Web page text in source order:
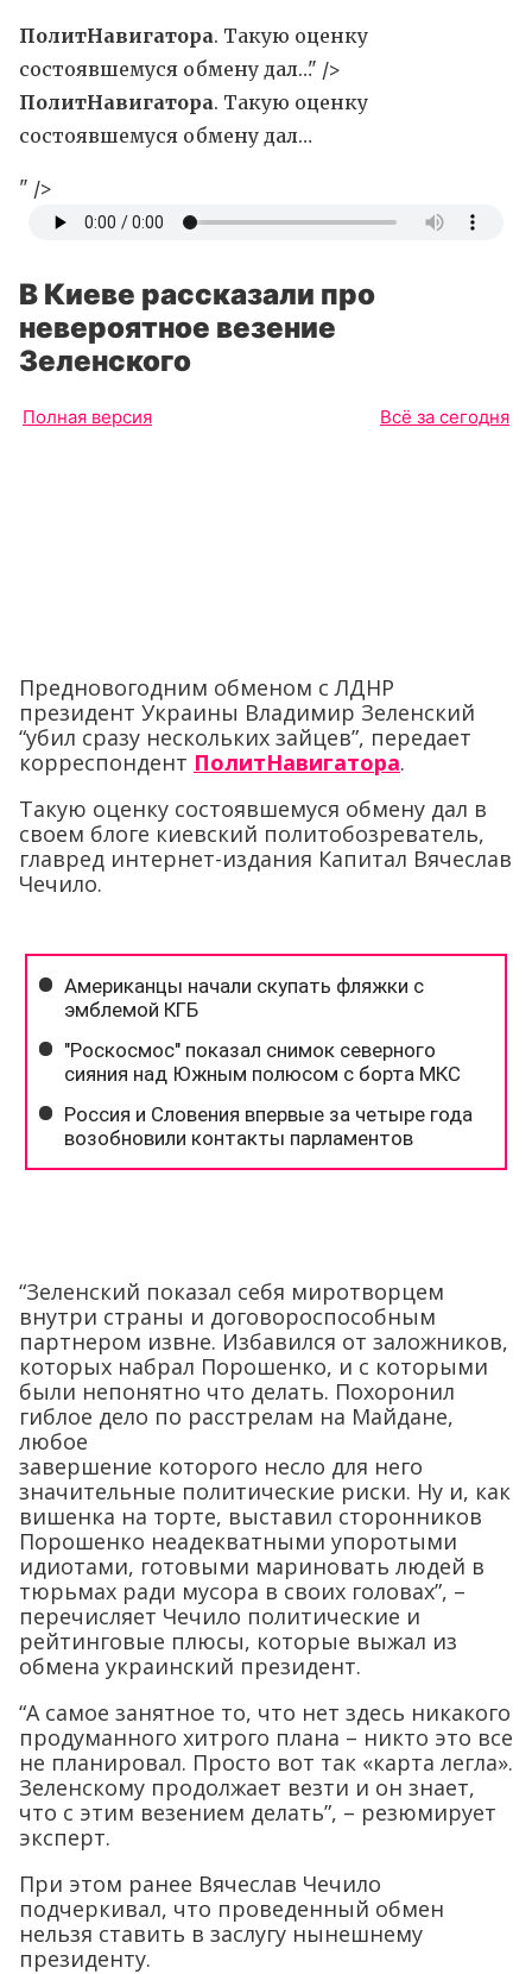
ПолитНавигатора. Такую оценку
состоявшемуся обмену дал…" />
ПолитНавигатора. Такую оценку
состоявшемуся обмену дал…
" />
В Киеве рассказали про
невероятное везение
Зеленского
Полная версия Всё за сегодня
Предновогодним обменом с ЛДНР
президент Украины Владимир Зеленский
“убил сразу нескольких зайцев”, передает
корреспондент ПолитНавигатора.
Такую оценку состоявшемуся обмену дал в
своем блоге киевский политобозреватель,
главред интернет-издания Капитал Вячеслав
Чечило.
“Зеленский показал себя миротворцем
внутри страны и договороспособным
партнером извне. Избавился от заложников,
которых набрал Порошенко, и с которыми
были непонятно что делать. Похоронил
гиблое дело по расстрелам на Майдане,
любое
завершение которого несло для него
значительные политические риски. Ну и, как
вишенка на торте, выставил сторонников
Порошенко неадекватными упоротыми
идиотами, готовыми мариновать людей в
тюрьмах ради мусора в своих головах”, –
перечисляет Чечило политические и
рейтинговые плюсы, которые выжал из
обмена украинский президент.
“А самое занятное то, что нет здесь никакого
продуманного хитрого плана – никто это все
не планировал. Просто вот так «карта легла».
Зеленскому продолжает везти и он знает,
что с этим везением делать”, – резюмирует
эксперт.
При этом ранее Вячеслав Чечило
подчеркивал, что проведенный обмен
нельзя ставить в заслугу нынешнему
президенту.